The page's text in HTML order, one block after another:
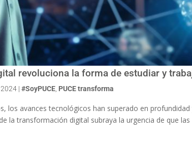
revoluciona la forma de estudiar y
|#SoyPUCE PUCE transforma
los avances tecnológicos han superado en
la transformación digital subraya la urgencia de que